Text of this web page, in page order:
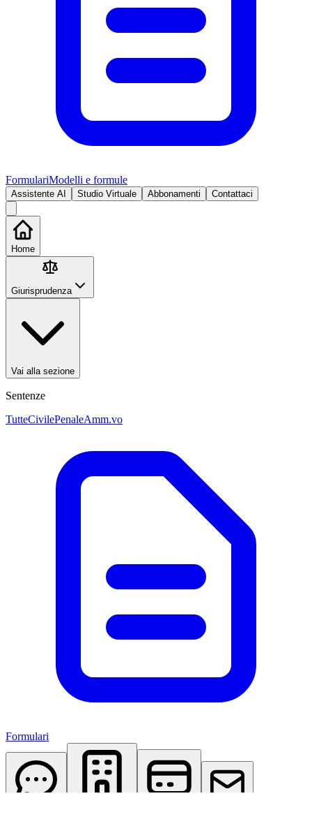
FormulariModelli e formule
Assistente AI Studio Virtuale Abbonamenti Contattaci
Home
Giurisprudenza
Vai alla sezione
Sentenze
TutteCivilePenaleAmm.vo
Formulari